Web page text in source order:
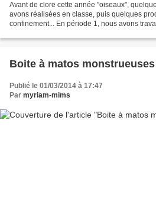
Avant de clore cette année "oiseaux",
avons réalisées en classe, puis quelques
confinement... En période 1, nous avons
Boite à matos monstrueuses
Publié le 01/03/2014 à 17:47
Par myriam-mims